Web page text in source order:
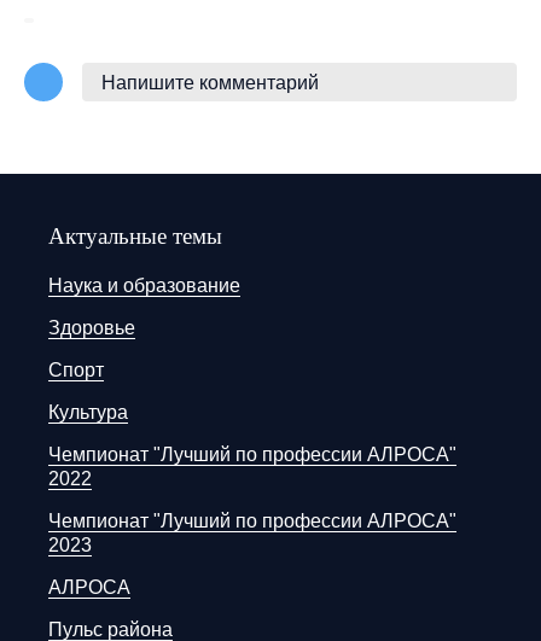
Напишите комментарий
Актуальные темы
Наука и образование
Здоровье
Спорт
Культура
Чемпионат "Лучший по профессии АЛРОСА"
2022
Чемпионат "Лучший по профессии АЛРОСА"
2023
АЛРОСА
Пульс района